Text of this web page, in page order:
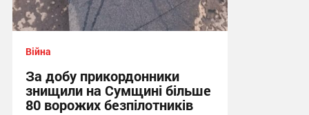
Війна
За добу прикордонники
знищили на Сумщині більше
80 ворожих безпілотників